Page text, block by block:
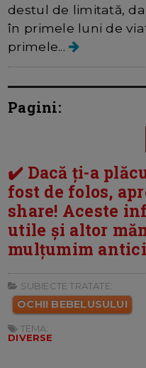
destul de limitată,
în primele luni de
primele...
Pagini:
✔️ Dacă ți-a
fost de folos,
share! Aceste
utile și altor
mulțumim
SUBIECTE TRATATE:
OCHII BEBELUSULUI
TEMA:
DIVERSE